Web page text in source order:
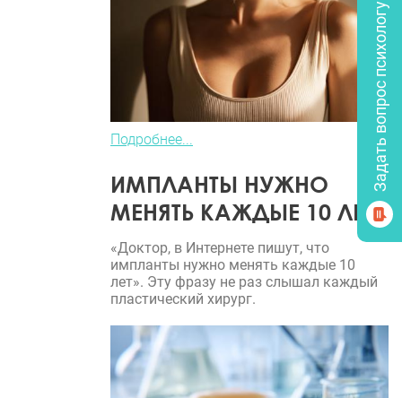
Подробнее...
ИМПЛАНТЫ НУЖНО
МЕНЯТЬ КАЖДЫЕ 10 ЛЕТ?
«Доктор, в Интернете пишут, что
импланты нужно менять каждые 10
лет». Эту фразу не раз слышал каждый
пластический хирург.
Задать вопрос психологу